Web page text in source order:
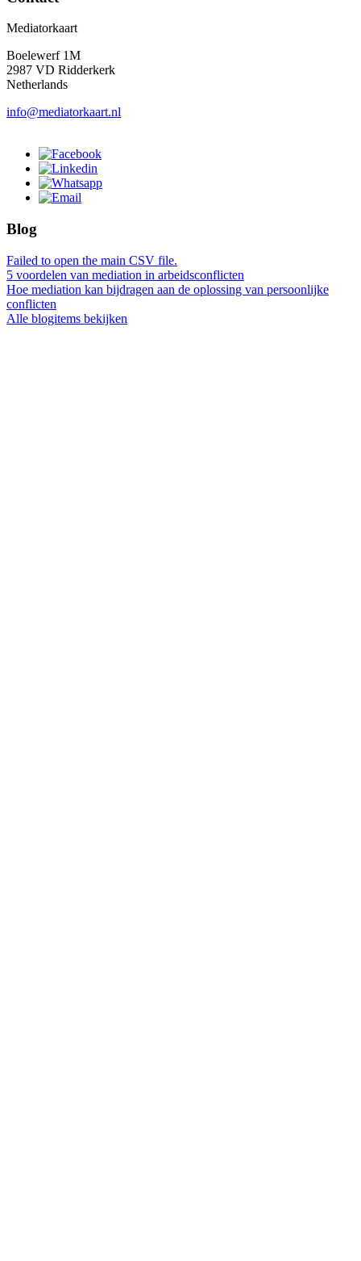
Mediatorkaart
Boelewerf 1M
2987 VD Ridderkerk
Netherlands
info@mediatorkaart.nl
Blog
Failed to open the main CSV file.
5 voordelen van mediation in arbeidsconflicten
Hoe mediation kan bijdragen aan de oplossing van persoonlijke
conflicten
Alle blogitems bekijken